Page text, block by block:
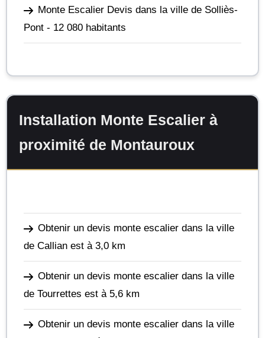
Monte Escalier Devis dans la ville de Solliès-
Pont - 12 080 habitants
Installation Monte Escalier à
proximité de Montauroux
Obtenir un devis monte escalier dans la ville
de Callian est à 3,0 km
Obtenir un devis monte escalier dans la ville
de Tourrettes est à 5,6 km
Obtenir un devis monte escalier dans la ville